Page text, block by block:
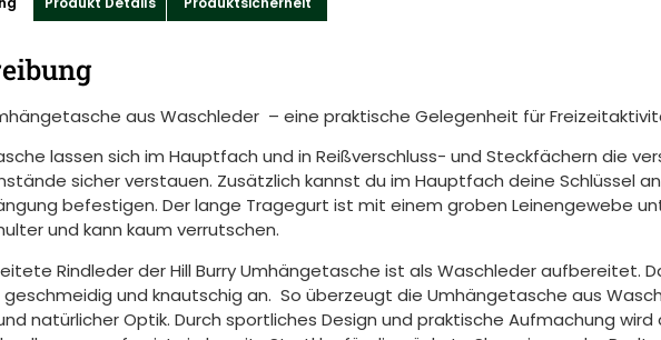
aus Waschleder – eine praktische Gelegenheit für
lassen sich im Hauptfach und in Reißverschluss- und Steckfächern die
sicher verstauen. Zusätzlich kannst du im Hauptfach deine Schlüssel
befestigen. Der lange Tragegurt ist mit einem groben Leinengewebe
und kann kaum verrutschen.
Rindleder der Hill Burry Umhängetasche ist als Waschleder aufbereitet.
und knautschig an. So überzeugt die Umhängetasche aus
natürlicher Optik. Durch sportliches Design und praktische Aufmachung